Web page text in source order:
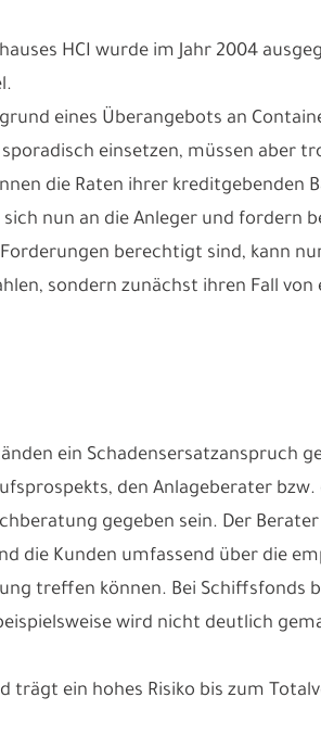
HCI wurde im Jahr 2004
eines Überangebots an
einsetzen, müssen aber
die Raten ihrer kreditgebenden
nun an die Anleger und fordern
berechtigt sind, kann
sondern zunächst ihren Fall von
ein Schadensersatzanspruch
den Anlageberater
gegeben sein. Der
die Kunden umfassend über die
treffen können. Bei Schiffsfonds
wird nicht deutlich
ein hohes Risiko bis zum